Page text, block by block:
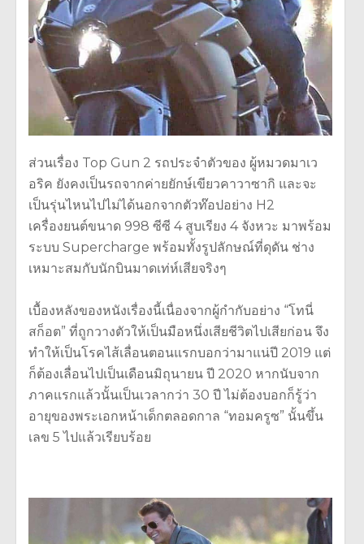
ส่วนเรื่อง Top Gun 2 รถประจำตัวของ ผู้หมวดมาเว
อริค ยังคงเป็นรถจากค่ายยักษ์เขียวคาวาซากิ และจะ
เป็นรุ่นไหนไปไม่ได้นอกจากตัวท๊อปอย่าง H2
เครื่องยนต์ขนาด 998 ซีซี 4 สูบเรียง 4 จังหวะ มาพร้อม
ระบบ Supercharge พร้อมทั้งรูปลักษณ์ที่ดุดัน ช่าง
เหมาะสมกับนักบินมาดเท่ห์เสียจริงๆ
เบื้องหลังของหนังเรื่องนี้เนื่องจากผู้กำกับอย่าง “โทนี่
สก็อต” ที่ถูกวางตัวให้เป็นมือหนึ่งเสียชีวิตไปเสียก่อน จึง
ทำให้เป็นโรคไส้เลื่อนตอนแรกบอกว่ามาแน่ปี 2019 แต่
ก็ต้องเลื่อนไปเป็นเดือนมิถุนายน ปี 2020 หากนับจาก
ภาคแรกแล้วนั้นเป็นเวลากว่า 30 ปี ไม่ต้องบอกก็รู้ว่า
อายุของพระเอกหน้าเด็กตลอดกาล “ทอมครูซ” นั้นขึ้น
เลข 5 ไปแล้วเรียบร้อย